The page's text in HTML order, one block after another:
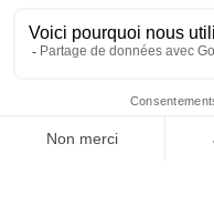
OFFICE DE
Tél. +33 4 68 53 45